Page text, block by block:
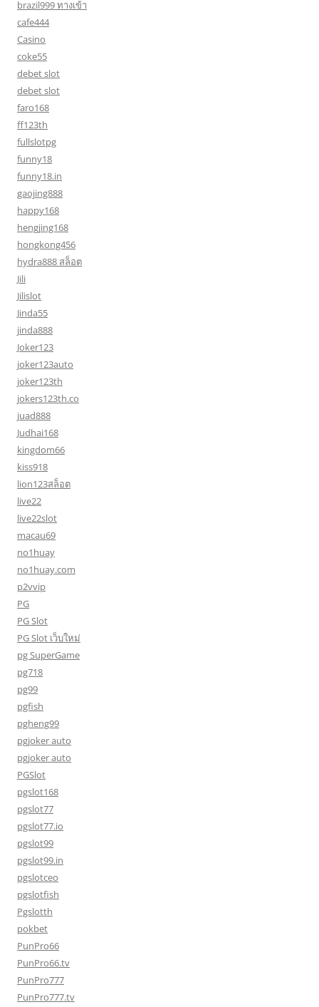
brazil999 ทางเข้า
cafe444
Casino
coke55
debet slot
debet slot
faro168
ff123th
fullslotpg
funny18
funny18.in
gaojing888
happy168
hengjing168
hongkong456
hydra888 สล็อต
Jili
Jilislot
Jinda55
jinda888
Joker123
joker123auto
joker123th
jokers123th.co
juad888
Judhai168
kingdom66
kiss918
lion123สล็อต
live22
live22slot
macau69
no1huay
no1huay.com
p2vvip
PG
PG Slot
PG Slot เว็บใหม่
pg SuperGame
pg718
pg99
pgfish
pgheng99
pgjoker auto
pgjoker auto
PGSlot
pgslot168
pgslot77
pgslot77.io
pgslot99
pgslot99.in
pgslotceo
pgslotfish
Pgslotth
pokbet
PunPro66
PunPro66.tv
PunPro777
PunPro777.tv